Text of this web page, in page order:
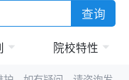
查询
院校特性